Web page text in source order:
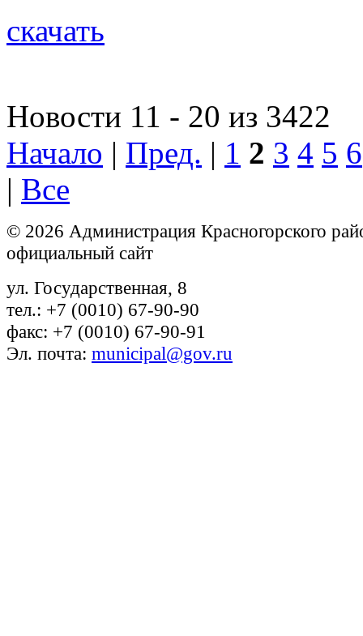
скачать
Новости 11 - 20 из 3422
Начало | Пред. | 1 2 3 4 5 6
| Все
© 2026 Администрация Красногорского
официальный сайт
ул. Государственная, 8
тел.: +7 (0010) 67-90-90
факс: +7 (0010) 67-90-91
Эл. почта: municipal@gov.ru